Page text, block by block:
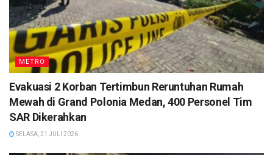
METRO
Evakuasi 2 Korban Tertimbun Reruntuhan Rumah
Mewah di Grand Polonia Medan, 400 Personel Tim
SAR Dikerahkan
SELASA, 21 JULI 2026